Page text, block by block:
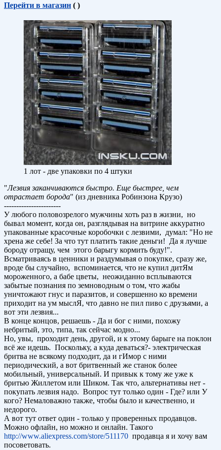
Перейти в магазин ( )
1 лот - две упаковки по 4 штуки
"Лезвия заканчиваются быстро. Еще быстрее, чем
отрастает борода" (из дневника Робинзона Крузо)
-----------------------
У любого половозрелого мужчины хоть раз в жизни, но
бывал момент, когда он, разглядывая на витрине аккуратно
упакованные красочные коробочки с лезвими, думал: "Но не
хрена же себе! За что тут платить такие деньги! Да я лучше
бороду отращу, чем этого барыгу кормить буду!".
Всматриваясь в ценники и раздумывая о покупке, сразу же,
вроде бы случайно, вспоминается, что не купил дитЯм
мороженного, а бабе цветы, неожиданно всплываются
забытые познания по земноводным о том, что жабы
уничтожают гнус и паразитов, и совершенно ко времени
приходит на ум мыслЯ, что давно не пил пиво с друзьями, а
вот эти лезвия...
В конце концов, решаешь - Да и бог с ними, похожу
небритый, это, типа, так сейчас модно...
Но, увы, проходит день, другой, и к этому барыге на поклон
всё же идешь. Поскольку, а куда деваться?- электрическая
бритва не всякому подходит, да и гИмор с ними
периодический, а вот бритвенный же станок более
мобильный, универсальный. И привык к тому же уже к
бритью Жиллетом или Шиком. Так что, альтернативы нет -
покупать лезвия надо. Вопрос тут только один - Где? или У
кого? Немаловажно также, чтобы было и качественно, и
недорого.
А вот тут ответ один - только у проверенных продавцов.
Можно офлайн, но можно и онлайн. Такого
http://www.aliexpress.com/store/511170 продавца я и хочу вам
посоветовать.